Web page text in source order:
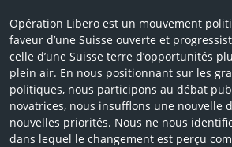
Opération Libero est un mouvement
faveur d’une Suisse ouverte et
celle d’une Suisse terre d’opportunités
plein air. En nous positionnant sur les
politiques, nous participons au débat
novatrices, nous insufflons une nouvelle
nouvelles priorités. Nous ne nous
dans lequel le changement est perçu